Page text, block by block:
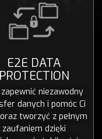
E2E DATA
PROTECTION
niezawodny
danych i pomóc Ci
tworzyć z pełnym
zaufaniem dzięki